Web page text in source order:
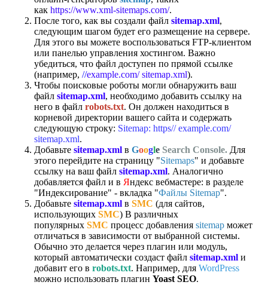
как https://www.xml-sitemaps.com/.
После того, как вы создали файл sitemap.xml,
следующим шагом будет его размещение на сервере.
Для этого вы можете воспользоваться FTP-клиентом
или панелью управления хостингом. Важно
убедиться, что файл доступен по прямой ссылке
(например, //example.com/ sitemap.xml).
Чтобы поисковые роботы могли обнаружить ваш
файл sitemap.xml, необходимо добавить ссылку на
него в файл robots.txt. Он должен находиться в
корневой директории вашего сайта и содержать
следующую строку: Sitemap: https// example.com/
sitemap.xml.
Добавьте sitemap.xml в Google Search Console. Для
этого перейдите на страницу "Sitemaps" и добавьте
ссылку на ваш файл sitemap.xml. Аналогично
добавляется файл и в Яндекс вебмастере: в разделе
"Индексирование" - вкладка "Файлы Sitemap".
Добавьте sitemap.xml в SMC (для сайтов,
использующих SMC) В различных
популярных SMC процесс добавления sitemap может
отличаться в зависимости от выбранной системы.
Обычно это делается через плагин или модуль,
который автоматически создаст файл sitemap.xml и
добавит его в robots.txt. Например, для WordPress
можно использовать плагин Yoast SEO.